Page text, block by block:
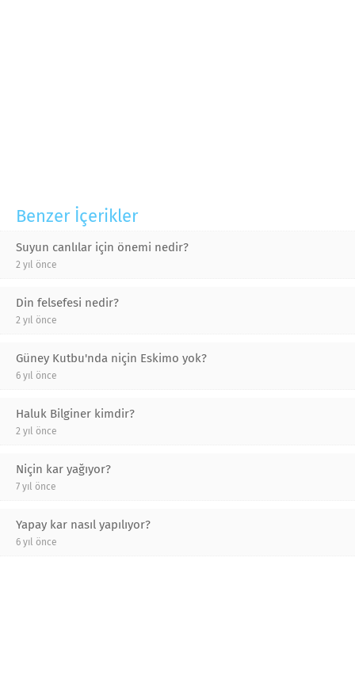
Benzer İçerikler
Suyun canlılar için önemi nedir?
2 yıl önce
Din felsefesi nedir?
2 yıl önce
Güney Kutbu'nda niçin Eskimo yok?
6 yıl önce
Haluk Bilginer kimdir?
2 yıl önce
Niçin kar yağıyor?
7 yıl önce
Yapay kar nasıl yapılıyor?
6 yıl önce